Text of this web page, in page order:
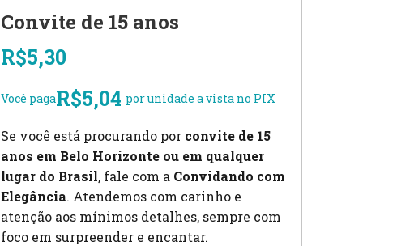
Convite de 15 anos
R$5,30
Você pagaR$5,04 por unidade a vista no PIX
Se você está procurando por convite de 15
anos em Belo Horizonte ou em qualquer
lugar do Brasil, fale com a Convidando com
Elegância. Atendemos com carinho e
atenção aos mínimos detalhes, sempre com
foco em surpreender e encantar.